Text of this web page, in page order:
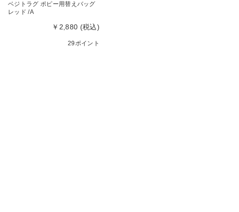
ベジトラグ ポピー用替えバッグ
レッド /A
￥2,880 (税込)
29ポイント